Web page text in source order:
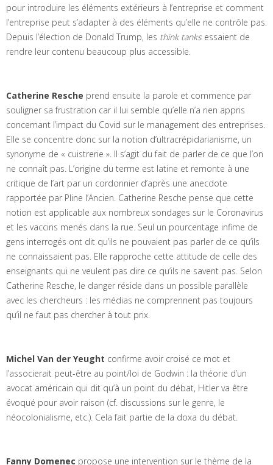
pour introduire les éléments extérieurs à l’entreprise et comment
l’entreprise peut s’adapter à des éléments qu’elle ne contrôle pas.
Depuis l’élection de Donald Trump, les think tanks essaient de
rendre leur contenu beaucoup plus accessible.
Catherine Resche prend ensuite la parole et commence par
souligner sa frustration car il lui semble qu’elle n’a rien appris
concernant l’impact du Covid sur le management des entreprises.
Elle se concentre donc sur la notion d’ultracrépidarianisme, un
synonyme de « cuistrerie ». Il s’agit du fait de parler de ce que l’on
ne connaît pas. L’origine du terme est latine et remonte à une
critique de l’art par un cordonnier d’après une anecdote
rapportée par Pline l’Ancien. Catherine Resche pense que cette
notion est applicable aux nombreux sondages sur le Coronavirus
et les vaccins menés dans la rue. Seul un pourcentage infime de
gens interrogés ont dit qu’ils ne pouvaient pas parler de ce qu’ils
ne connaissaient pas. Elle rapproche cette attitude de celle des
enseignants qui ne veulent pas dire ce qu’ils ne savent pas. Selon
Catherine Resche, le danger réside dans un possible parallèle
avec les chercheurs : les médias ne comprennent pas toujours
qu’il ne faut pas chercher à tout prix.
Michel Van der Yeught confirme avoir croisé ce mot et
l’associerait peut-être au point/loi de Godwin : la théorie d’un
avocat américain qui dit qu’à un point du débat, Hitler va être
évoqué pour avoir raison (cf. discussions sur le genre, le
néocolonialisme, etc.). Cela fait partie de la doxa du débat.
Fanny Domenec propose une intervention sur le thème de la